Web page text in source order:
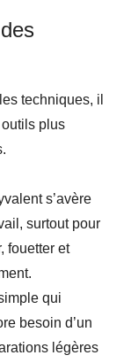
techniques, il
plus
s’avère
surtout pour
fouetter et
qui
besoin d’un
légères